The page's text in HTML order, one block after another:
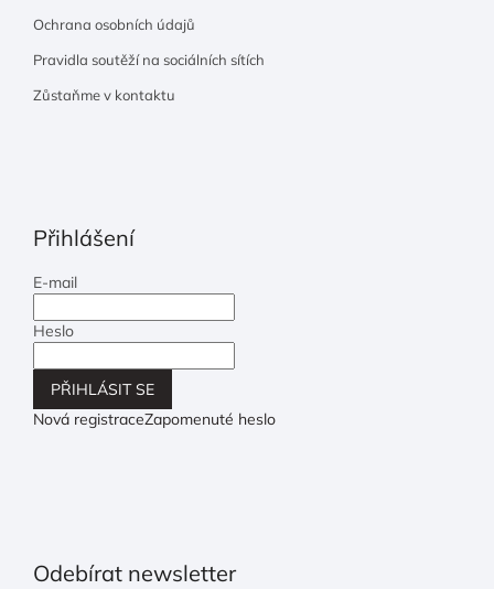
Ochrana osobních údajů
Pravidla soutěží na sociálních sítích
Zůstaňme v kontaktu
Přihlášení
E-mail
Heslo
PŘIHLÁSIT SE
Nová registraceZapomenuté heslo
Odebírat newsletter